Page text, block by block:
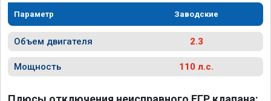
Параметр Заводские
Объем двигателя 2.3
Мощность 110 л.с.